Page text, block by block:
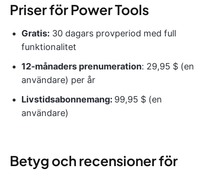
Priser för Power Tools
Gratis: 30 dagars provperiod med full
funktionalitet
12-månaders prenumeration: 29,95 $ (en
användare) per år
Livstidsabonnemang: 99,95 $ (en
användare)
Betyg och recensioner för